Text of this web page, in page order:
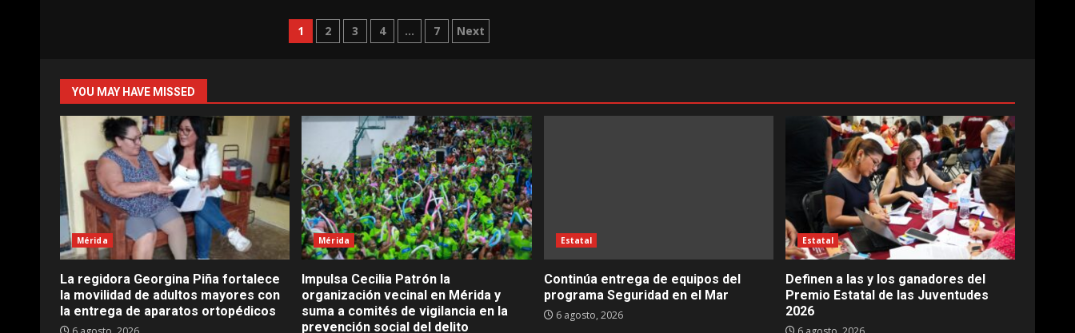
Paginación
entradas
1 2 3 4 … 7 Next
YOU MAY HAVE MISSED
Mérida
La regidora Georgina Piña fortalece
la movilidad de adultos mayores con
la entrega de aparatos ortopédicos
Mérida
Impulsa Cecilia Patrón la
organización vecinal en Mérida y
suma a comités de vigilancia en la
prevención social del delito
Estatal
Continúa entrega de equipos del
programa Seguridad en el Mar
6 agosto, 2026
Estatal
Definen a las y los ganadores del
Premio Estatal de las Juventudes
2026